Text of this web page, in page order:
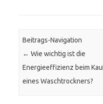
Beitrags-Navigation
← Wie wichtig ist die
Energieeffizienz beim
eines Waschtrockners?